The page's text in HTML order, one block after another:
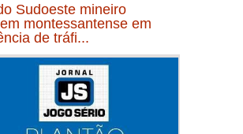
Sudoeste mineiro
montessantense em
de tráfi...